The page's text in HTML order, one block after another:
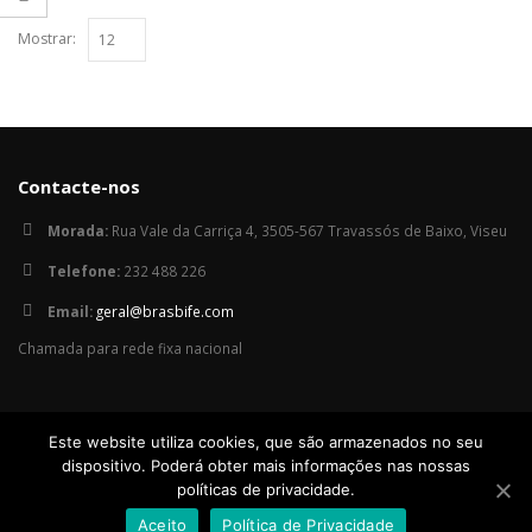
Mostrar:
Contacte-nos
Morada: Rua Vale da Carriça 4, 3505-567 Travassós de Baixo, Viseu
Telefone: 232 488 226
Email: geral@brasbife.com
Chamada para rede fixa nacional
© Copyright 2018. Brasbife
Este website utiliza cookies, que são armazenados no seu
dispositivo. Poderá obter mais informações nas nossas
políticas de privacidade.
Aceito
Política de Privacidade